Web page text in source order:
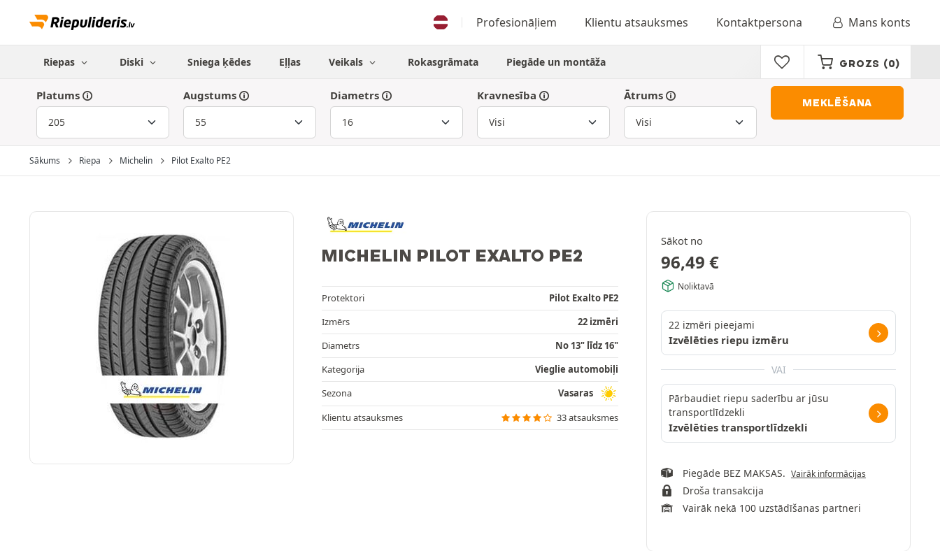
Profesionāļiem Klientu atsauksmes Kontaktpersona Mans konts
Riepas Diski Sniega ķēdes Eļļas Veikals Rokasgrāmata Piegāde un montāža GROZS (0)
Platums Augstums Diametrs Kravnesība Ātrums
MEKLĒŠANA
Sākums Riepa Michelin Pilot Exalto PE2
MICHELIN PILOT EXALTO PE2
Protektori
Pilot Exalto PE2
Izmērs
22 izmēri
Diametrs
No 13" līdz 16"
Kategorija
Vieglie automobiļi
Sezona
Vasaras
Klientu atsauksmes
33 atsauksmes
Sākot no
96,49 €
Noliktavā
22 izmēri pieejami
Izvēlēties riepu izmēru
VAI
Pārbaudiet riepu saderību ar jūsu
transportlīdzekli
Izvēlēties transportlīdzekli
Piegāde BEZ MAKSAS. Vairāk informācijas
Droša transakcija
Vairāk nekā 100 uzstādīšanas partneri